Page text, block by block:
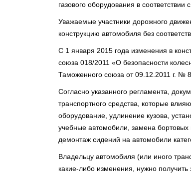
газового оборудования в соответствии
Уважаемые участники дорожного
конструкцию автомобиля без
С 1 января 2015 года изменения в
союза 018/2011 «О безопасности
Таможенного союза от 09.12.2011 г. №
Согласно указанного регламента,
транспортного средства, которые
оборудование, удлинение кузова,
учебные автомобили, замена
демонтаж сидений на автомобили
Владельцу автомобиля (или иного
какие-либо изменения, нужно